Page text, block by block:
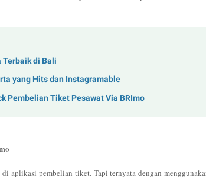
Terbaik di Bali
yang Hits dan Instagramable
Pembelian Tiket Pesawat Via BRImo
aplikasi pembelian tiket. Tapi ternyata dengan